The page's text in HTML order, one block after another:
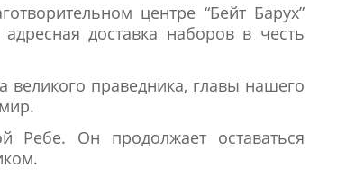
центре “Бейт Барух”
доставка наборов в честь
великого праведника, главы нашего
Ребе. Он продолжает оставаться